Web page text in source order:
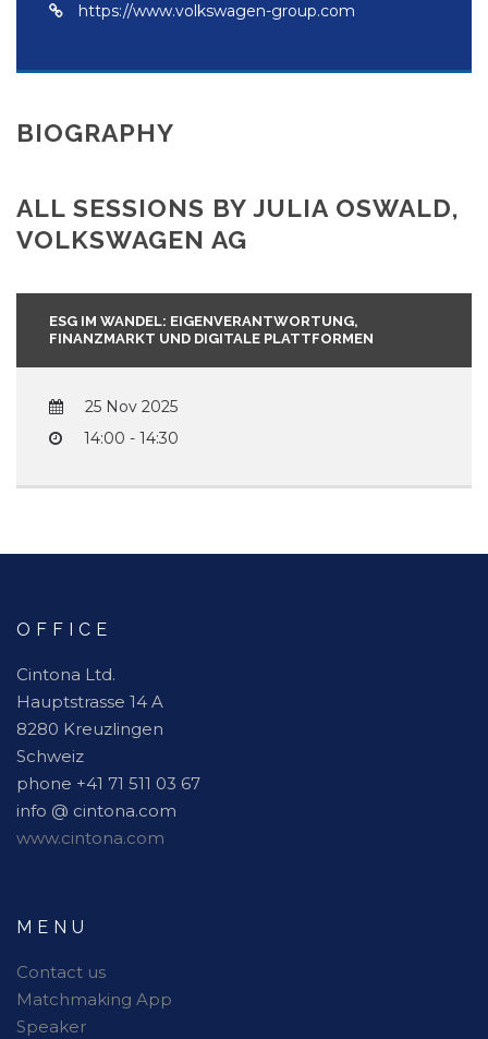
https://www.volkswagen-group.com
BIOGRAPHY
ALL SESSIONS BY JULIA OSWALD,
VOLKSWAGEN AG
ESG IM WANDEL: EIGENVERANTWORTUNG,
FINANZMARKT UND DIGITALE PLATTFORMEN
25 Nov 2025
14:00 - 14:30
OFFICE
Cintona Ltd.
Hauptstrasse 14 A
8280 Kreuzlingen
Schweiz
phone +41 71 511 03 67
info @ cintona.com
www.cintona.com
MENU
Contact us
Matchmaking App
Speaker